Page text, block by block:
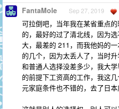
FantaMole Sep 27, 2019
可拉倒吧，当年我在某省重点
的，最好的过了清北线，因为
大，最差的 211，而我他妈的
的几个，因为太丢人了，当时
和普通人选择没差多少，我大
的前提下工资高的工作，我这
元家庭条件也不错的，去了日本